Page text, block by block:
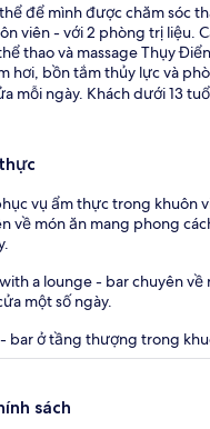
để mình được chăm sóc
viên - với 2 phòng trị liệu.
thao và massage Thụy
hơi, bồn tắm thủy lực và
mỗi ngày. Khách dưới 13
vụ ẩm thực trong khuôn
về món ăn mang phong
a lounge - bar chuyên
một số ngày.
- bar ở tầng thượng trong
sách